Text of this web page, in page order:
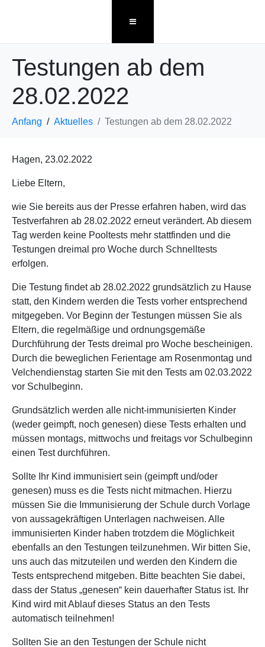
Testungen ab dem
28.02.2022
Anfang Aktuelles Testungen ab dem 28.02.2022
Hagen, 23.02.2022
Liebe Eltern,
wie Sie bereits aus der Presse erfahren haben, wird das
Testverfahren ab 28.02.2022 erneut verändert. Ab diesem
Tag werden keine Pooltests mehr stattfinden und die
Testungen dreimal pro Woche durch Schnelltests
erfolgen.
Die Testung findet ab 28.02.2022 grundsätzlich zu Hause
statt, den Kindern werden die Tests vorher entsprechend
mitgegeben. Vor Beginn der Testungen müssen Sie als
Eltern, die regelmäßige und ordnungsgemäße
Durchführung der Tests dreimal pro Woche bescheinigen.
Durch die beweglichen Ferientage am Rosenmontag und
Velchendienstag starten Sie mit den Tests am 02.03.2022
vor Schulbeginn.
Grundsätzlich werden alle nicht-immunisierten Kinder
(weder geimpft, noch genesen) diese Tests erhalten und
müssen montags, mittwochs und freitags vor Schulbeginn
einen Test durchführen.
Sollte Ihr Kind immunisiert sein (geimpft und/oder
genesen) muss es die Tests nicht mitmachen. Hierzu
müssen Sie die Immunisierung der Schule durch Vorlage
von aussagekräftigen Unterlagen nachweisen. Alle
immunisierten Kinder haben trotzdem die Möglichkeit
ebenfalls an den Testungen teilzunehmen. Wir bitten Sie,
uns auch das mitzuteilen und werden den Kindern die
Tests entsprechend mitgeben. Bitte beachten Sie dabei,
dass der Status „genesen“ kein dauerhafter Status ist. Ihr
Kind wird mit Ablauf dieses Status an den Tests
automatisch teilnehmen!
Sollten Sie an den Testungen der Schule nicht